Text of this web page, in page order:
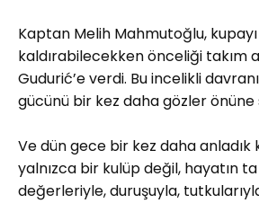
Kaptan Melih Mahmutoğlu, kupayı
kaldırabilecekken önceliği takım
Gudurić’e verdi. Bu incelikli
gücünü bir kez daha gözler önüne
Ve dün gece bir kez daha anladık
yalnızca bir kulüp değil, hayatın
değerleriyle, duruşuyla,